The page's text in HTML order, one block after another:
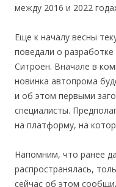
между 2016 и 2022
Еще к началу весны
поведали о
Ситроен. Вначале в
новинка автопрома
и об этом первыми
специалисты.
на платформу, на
Напомним, что ранее
распространялась,
сейчас об этом